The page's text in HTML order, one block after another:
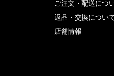
ご注文・配送につ
返品・交換につい
店舗情報